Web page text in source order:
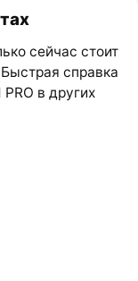
сейчас стоит
справка
в других